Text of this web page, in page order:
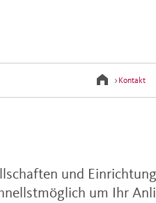
> Kontakt
und
um Ihr